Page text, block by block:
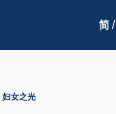
简 /
妇女之光